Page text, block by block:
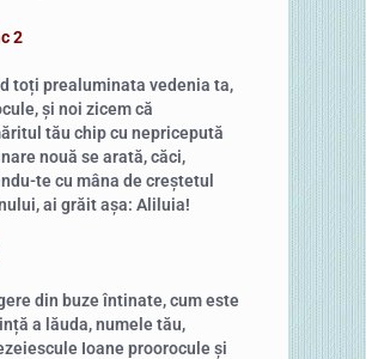
2
toți prealuminata vedenia ta,
și noi zicem că
tău chip cu nepricepută
nouă se arată, căci,
te cu mâna de creștetul
ai grăit așa: Aliluia!
din buze întinate, cum este
a lăuda, numele tău,
Ioane proorocule și